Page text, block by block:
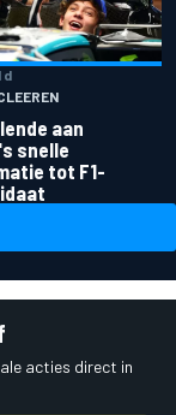
d
aan
snelle
tot F1-
acties direct in